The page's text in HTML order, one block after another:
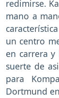
redimirse.
mano a
un centro
en carrera
suerte de
para
Dortmund